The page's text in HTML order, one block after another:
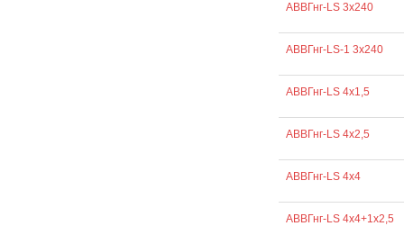
АВВГнг-LS 3х240
АВВГнг-LS-1 3х240
АВВГнг-LS 4х1,5
АВВГнг-LS 4х2,5
АВВГнг-LS 4х4
АВВГнг-LS 4х4+1х2,5